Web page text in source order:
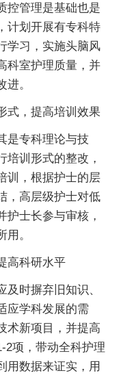
控管理是基础也是
计划开展有专科特
学习，实施头脑风
科室护理质量，并
。
式，提高培训效果
是专科理论与技
培训形式的整改，
训，根据护士的层
，高层级护士对低
护士长参与审核，
。
高科研水平
时摒弃旧知识、
应学科发展的需
术新项目，并提高
2项，带动全科护理
用数据来证实，用